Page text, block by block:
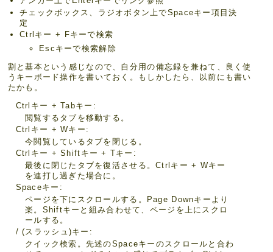
チェックボックス、ラジオボタン上でSpaceキー項目決
定
Ctrlキー + Fキーで検索
Escキーで検索解除
割と基本という感じなので、自分用の備忘録を兼ねて、良く使
うキーボード操作を書いておく。もしかしたら、以前にも書い
たかも。
Ctrlキー + Tabキー
閲覧するタブを移動する。
Ctrlキー + Wキー
今閲覧しているタブを閉じる。
Ctrlキー + Shiftキー + Tキー
最後に閉じたタブを復活させる。Ctrlキー + Wキー
を連打し過ぎた場合に。
Spaceキー
ページを下にスクロールする。Page Downキーより
楽。Shiftキーと組み合わせて、ページを上にスクロ
ールする。
/ (スラッシュ)キー
クイック検索。先述のSpaceキーのスクロールと合わ